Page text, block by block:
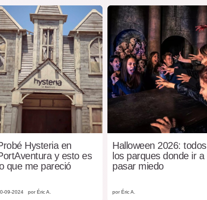
Hysteria en
y esto es
que me pareció
09-2024 por Éric A.
Halloween 2026: todos
los parques donde ir a
pasar miedo
por Éric A.